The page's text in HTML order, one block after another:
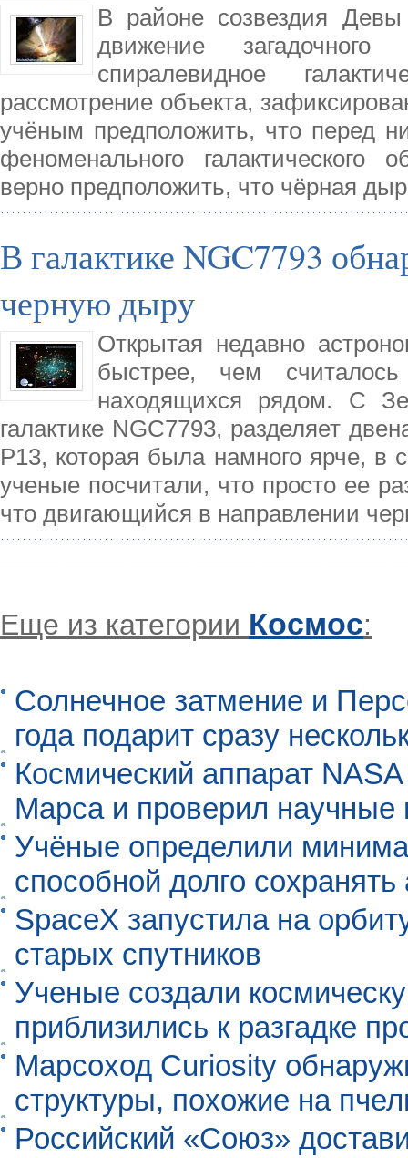
В районе созвездия
движение
спиралевидное
рассмотрение объекта,
учёным предположить, что перед
феноменального
верно предположить, что чёрная
В галактике NGC7793
черную дыру
Открытая недавно
быстрее, чем
находящихся рядом. С
галактике NGC7793, разделяет
Р13, которая была намного ярче,
ученые посчитали, что просто ее
что двигающийся в направлении
Еще из категории Космос:
Солнечное затмение и
года подарит сразу
Космический аппарат
Марса и проверил научные
Учёные определили
способной долго
SpaceX запустила на
старых спутников
Ученые создали
приблизились к разгадке
Марсоход Curiosity
структуры, похожие на
Российский «Союз»